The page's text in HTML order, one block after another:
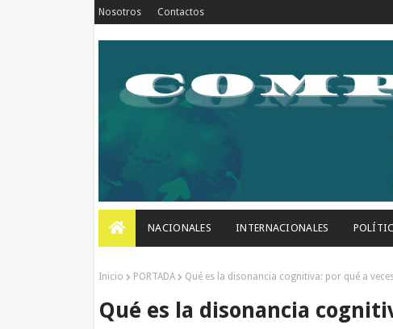
Nosotros Contactos
NACIONALES INTERNACIONALES
Inicio PORTADA Qué es la disonancia cognitiva: por qué a
Qué es la disonancia